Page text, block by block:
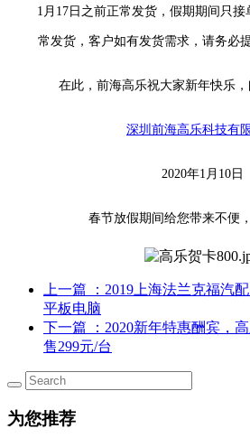
1月17日之前正常发货，假期期间只
常发货，客户如有发货需求，请务必
在此，前海高乐祝大家新年快乐
深圳前海高乐科技有
2020年1月10日
春节放假期间给您带来不便
上一篇
：2019上海法兰克福汽
平板电脑
下一篇
：2020新年特惠酬宾，
售299元/台
为您推荐